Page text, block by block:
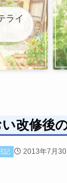
ライ
改修後
記 2013年7月30